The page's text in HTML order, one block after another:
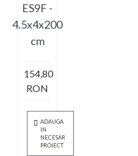
ES9F -
4.5x4x200
cm
154,80
RON
ADAUGA
IN
NECESAR
PROIECT